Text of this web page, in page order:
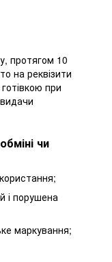
протягом 10
на реквізити
при
чи
і порушена
маркування;